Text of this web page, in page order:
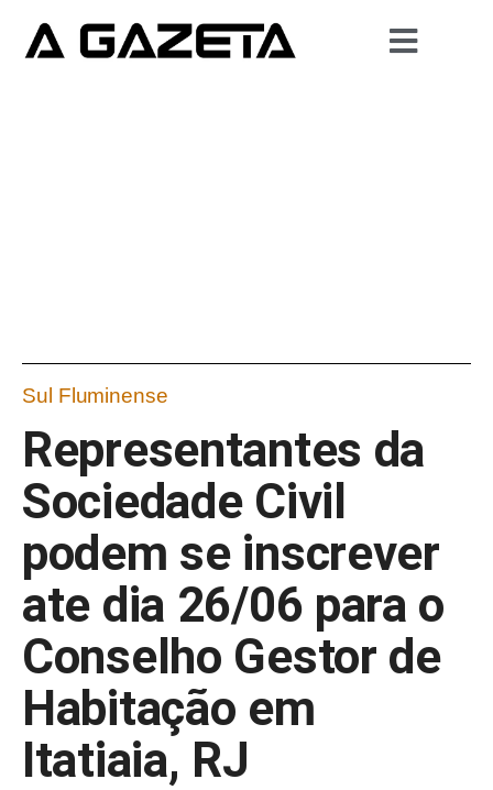
Sul Fluminense
Representantes da
Sociedade Civil
podem se inscrever
ate dia 26/06 para o
Conselho Gestor de
Habitação em
Itatiaia, RJ